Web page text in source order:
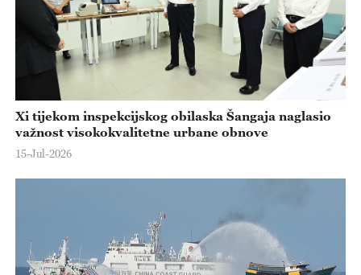
Xi tijekom inspekcijskog obilaska Šangaja naglasio
važnost visokokvalitetne urbane obnove
15-Jul-2026